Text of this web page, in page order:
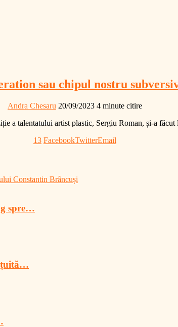
sau chipul nostru
Andra Chesaru 20/09/2023 4 minute citire
a talentatului artist plastic, Sergiu Roman, și-a
13 FacebookTwitterEmail
Constantin Brâncuși
spre…